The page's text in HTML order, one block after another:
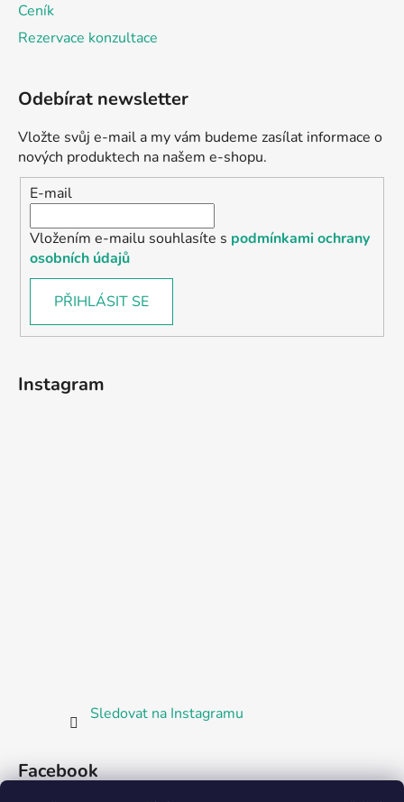
Ceník
Rezervace konzultace
Odebírat newsletter
Vložte svůj e-mail a my vám budeme zasílat informace o
nových produktech na našem e-shopu.
E-mail
Vložením e-mailu souhlasíte s podmínkami ochrany
osobních údajů
PŘIHLÁSIT SE
Instagram
Sledovat na Instagramu
Facebook